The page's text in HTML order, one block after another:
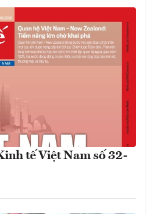
tế Việt Nam số 32-